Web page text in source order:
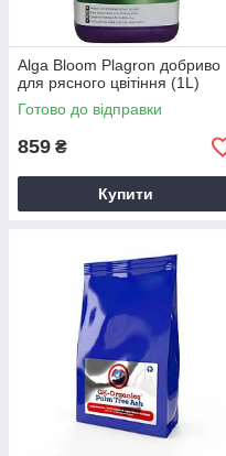
Alga Bloom Plagron добриво
для рясного цвітіння (1L)
Готово до відправки
859 ₴
Купити